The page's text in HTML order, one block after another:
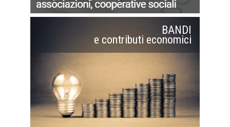
BANDI
e contributi economici